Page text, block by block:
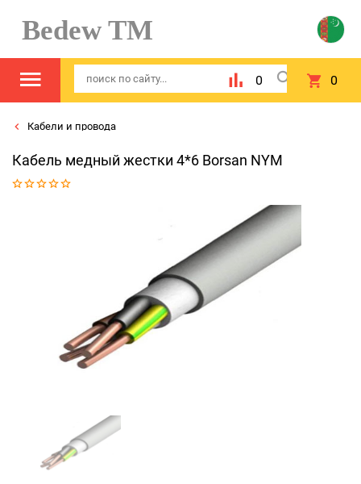
Bedew TM
0 0
Кабели и провода
Кабель медный жестки 4*6 Borsan NYM